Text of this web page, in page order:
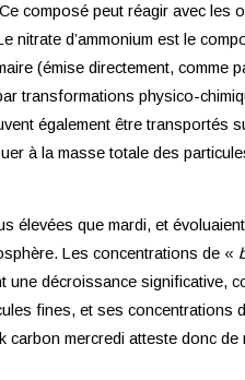
composé peut réagir avec les
nitrate d’ammonium est le
(émise directement, comme
transformations physico-
également être transportés
à la masse totale des
élevées que mardi, et
Les concentrations de «
décroissance significative,
fines, et ses concentrations
mercredi atteste donc de